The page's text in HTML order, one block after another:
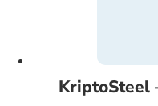
KriptoSteel